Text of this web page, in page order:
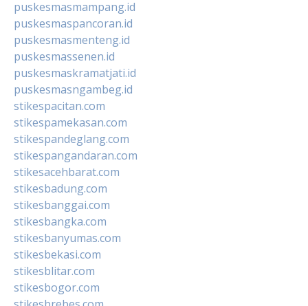
puskesmasmampang.id
puskesmaspancoran.id
puskesmasmenteng.id
puskesmassenen.id
puskesmaskramatjati.id
puskesmasngambeg.id
stikespacitan.com
stikespamekasan.com
stikespandeglang.com
stikespangandaran.com
stikesacehbarat.com
stikesbadung.com
stikesbanggai.com
stikesbangka.com
stikesbanyumas.com
stikesbekasi.com
stikesblitar.com
stikesbogor.com